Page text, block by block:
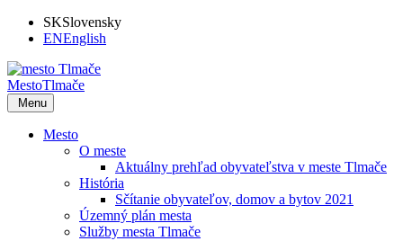
SKSlovensky
ENEnglish
MestoTlmače
Menu
Mesto
O meste
Aktuálny prehľad obyvateľstva v meste Tlmače
História
Sčítanie obyvateľov, domov a bytov 2021
Územný plán mesta
Služby mesta Tlmače